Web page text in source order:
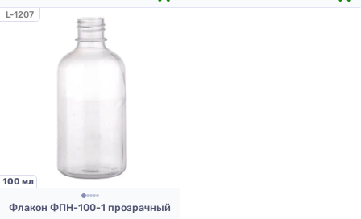
L-1207
100 мл
Флакон ФПН-100-1 прозрачный